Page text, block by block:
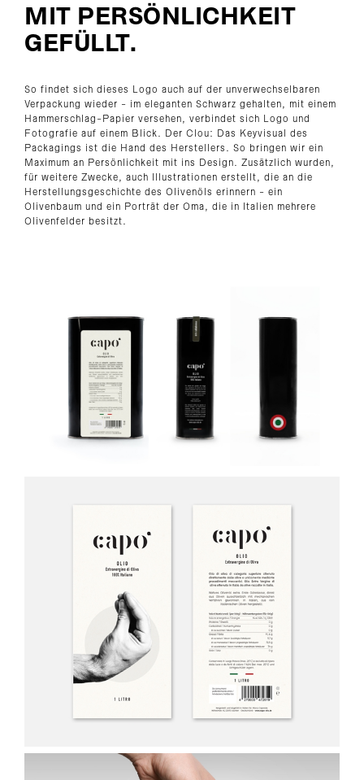
MIT PERSÖNLICHKEIT
GEFÜLLT.
So findet sich dieses Logo auch auf der unverwechselbaren
Verpackung wieder - im eleganten Schwarz gehalten, mit einem
Hammerschlag-Papier versehen, verbindet sich Logo und
Fotografie auf einem Blick. Der Clou: Das Keyvisual des
Packagings ist die Hand des Herstellers. So bringen wir ein
Maximum an Persönlichkeit mit ins Design. Zusätzlich wurden,
für weitere Zwecke, auch Illustrationen erstellt, die an die
Herstellungsgeschichte des Olivenöls erinnern - ein
Olivenbaum und ein Porträt der Oma, die in Italien mehrere
Olivenfelder besitzt.